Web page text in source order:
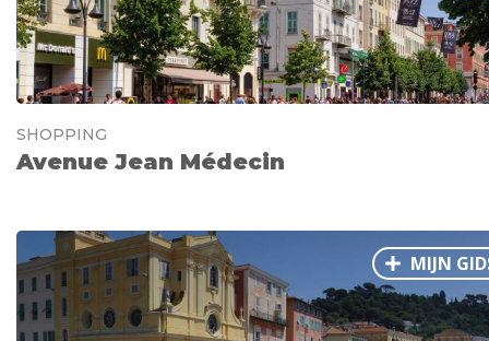
Singapore
Rome Berlijn Mechelen Venetië
Florence
Dublin
Hong Kong München Wenen Budapest
Madrid
Vancouver
SHOPPING
Avenue Jean Médecin
MIJN